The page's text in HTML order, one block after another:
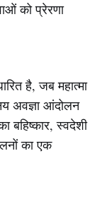
को प्रेरणा
है, जब महात्मा
अवज्ञा आंदोलन
बहिष्कार, स्वदेशी
का एक